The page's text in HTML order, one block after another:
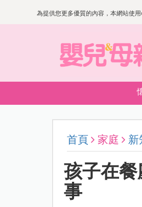
為提供您更多優質的內容，本網站使
首頁 家庭 新
孩子在
事